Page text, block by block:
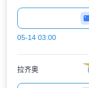
05-14 03:00
拉齐奥